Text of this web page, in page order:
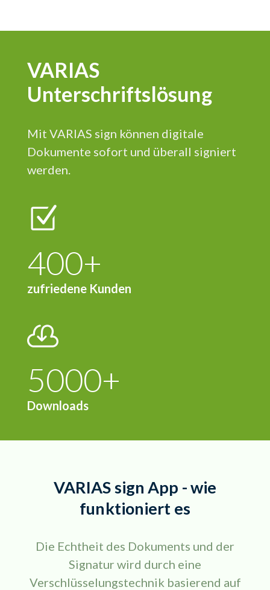
VARIAS
Unterschriftslösung
Mit VARIAS sign können digitale
Dokumente sofort und überall signiert
werden.
520+
zufriedene Kunden
6500+
Downloads
VARIAS sign App - wie
funktioniert es
Die Echtheit des Dokuments und der
Signatur wird durch eine
Verschlüsselungstechnik basierend auf